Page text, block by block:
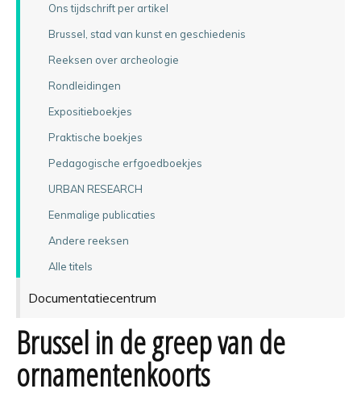
Ons tijdschrift per artikel
Brussel, stad van kunst en geschiedenis
Reeksen over archeologie
Rondleidingen
Expositieboekjes
Praktische boekjes
Pedagogische erfgoedboekjes
URBAN RESEARCH
Eenmalige publicaties
Andere reeksen
Alle titels
Documentatiecentrum
Brussel in de greep van de
ornamentenkoorts